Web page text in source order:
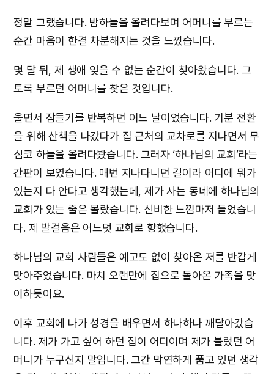
정말 그랬습니다. 밤하늘을 올려다보며 어머니를 부르는
순간 마음이 한결 차분해지는 것을 느꼈습니다.
몇 달 뒤, 제 생애 잊을 수 없는 순간이 찾아왔습니다. 그
토록 부르던 어머니를 찾은 것입니다.
울면서 잠들기를 반복하던 어느 날이었습니다. 기분 전환
을 위해 산책을 나갔다가 집 근처의 교차로를 지나면서 무
심코 하늘을 올려다봤습니다. 그러자 ‘하나님의 교회’라는
간판이 보였습니다. 매번 지나다니던 길이라 어디에 뭐가
있는지 다 안다고 생각했는데, 제가 사는 동네에 하나님의
교회가 있는 줄은 몰랐습니다. 신비한 느낌마저 들었습니
다. 제 발걸음은 어느덧 교회로 향했습니다.
하나님의 교회 사람들은 예고도 없이 찾아온 저를 반갑게
맞아주었습니다. 마치 오랜만에 집으로 돌아온 가족을 맞
이하듯이요.
이후 교회에 나가 성경을 배우면서 하나하나 깨달아갔습
니다. 제가 가고 싶어 하던 집이 어디이며 제가 불렀던 어
머니가 누구신지 말입니다. 그간 막연하게 품고 있던 생각